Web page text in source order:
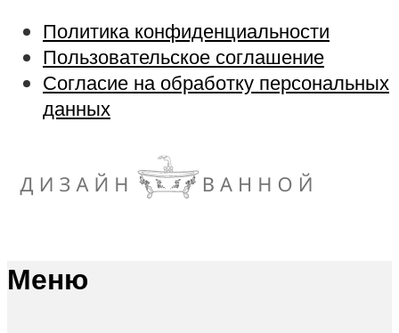
Политика конфиденциальности
Пользовательское соглашение
Согласие на обработку персональных
данных
Меню